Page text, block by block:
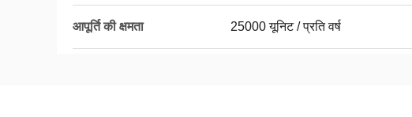
आपूर्ति की क्षमता 25000 यूनिट / प्रति वर्ष